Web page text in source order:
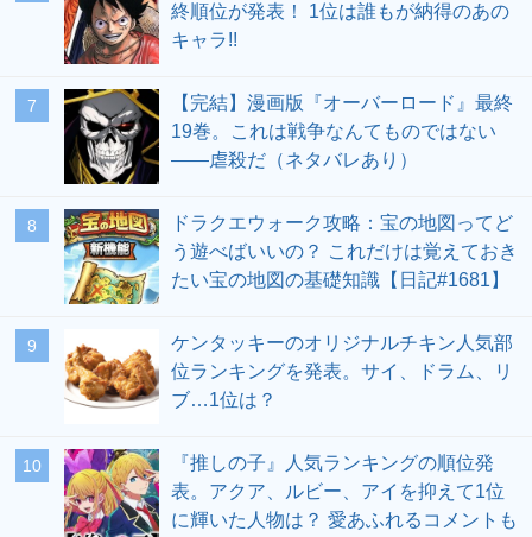
終順位が発表！ 1位は誰もが納得のあの
キャラ!!
【完結】漫画版『オーバーロード』最終
19巻。これは戦争なんてものではない
――虐殺だ（ネタバレあり）
ドラクエウォーク攻略：宝の地図ってど
う遊べばいいの？ これだけは覚えておき
たい宝の地図の基礎知識【日記#1681】
ケンタッキーのオリジナルチキン人気部
位ランキングを発表。サイ、ドラム、リ
ブ…1位は？
『推しの子』人気ランキングの順位発
表。アクア、ルビー、アイを抑えて1位
に輝いた人物は？ 愛あふれるコメントも